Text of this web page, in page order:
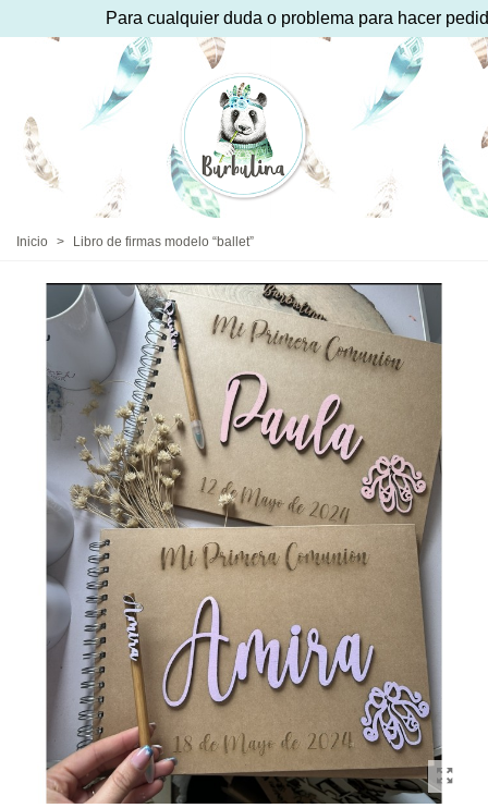
Para cualquier duda o problema para hacer
Inicio > Libro de firmas modelo “ballet”